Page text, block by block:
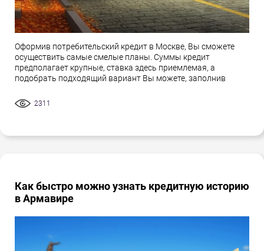
Оформив потребительский кредит в Москве, Вы сможете
осуществить самые смелые планы. Суммы кредит
предполагает крупные, ставка здесь приемлемая, а
подобрать подходящий вариант Вы можете, заполнив
2311
Как быстро можно узнать кредитную историю
в Армавире